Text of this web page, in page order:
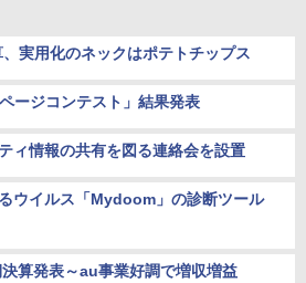
2004年 2003年
実用化のネックはポテトチップス
ージコンテスト」結果発表
ィ情報の共有を図る連絡会を設置
ウイルス「Mydoom」の診断ツール
算発表～au事業好調で増収増益